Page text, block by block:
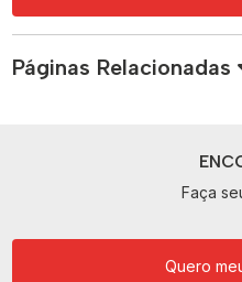
Páginas Relacionadas
Faça
Quero